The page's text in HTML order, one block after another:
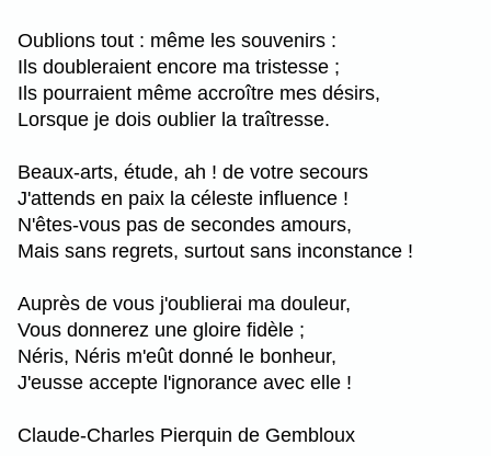
Oublions tout : même les souvenirs :
Ils doubleraient encore ma tristesse ;
Ils pourraient même accroître mes désirs,
Lorsque je dois oublier la traîtresse.
Beaux-arts, étude, ah ! de votre secours
J'attends en paix la céleste influence !
N'êtes-vous pas de secondes amours,
Mais sans regrets, surtout sans inconstance !
Auprès de vous j'oublierai ma douleur,
Vous donnerez une gloire fidèle ;
Néris, Néris m'eût donné le bonheur,
J'eusse accepte l'ignorance avec elle !
Claude-Charles Pierquin de Gembloux